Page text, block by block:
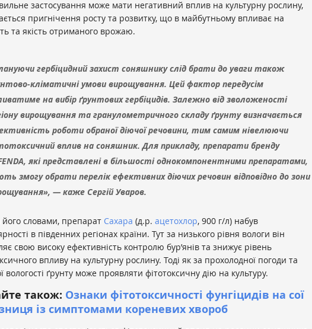
застосування може мати негативний вплив на культурну рослину,
пригнічення росту та розвитку, що в майбутньому впливає на
та якість отриманого врожаю.
гербіцидний захист соняшнику слід брати до уваги також
кліматичні умови вирощування. Цей фактор передусім
на вибір ґрунтових гербіцидів. Залежно від зволоженості
вирощування та гранулометричного складу ґрунту визначається
роботи обраної діючої речовини, тим самим нівелюючи
вплив на соняшник. Для прикладу, препарати бренду
які представлені в більшості однокомпонентними препаратами,
змогу обрати перелік ефективних діючих речовин відповідно до зони
— каже Сергій Уваров.
його словами, препарат Сахара (д.р. ацетохлор, 900 г/л) набув
в південних регіонах країни. Тут за низького рівня вологи він
свою високу ефективність контролю бур’янів та знижує рівень
впливу на культурну рослину. Тоді як за прохолодної погоди та
вологості ґрунту може проявляти фітотоксичну дію на культуру.
також: Ознаки фітотоксичності фунгіцидів на сої
із симптомами кореневих хвороб